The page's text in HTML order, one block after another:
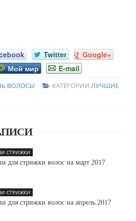
Twitter
Google+
Мой мир E-mail
ВОЛОСЫ КАТЕГОРИИ ЛУЧШИЕ
СТРИЖКИ
для стрижки волос на март 2017
СТРИЖКИ
для стрижки волос на апрель 2017